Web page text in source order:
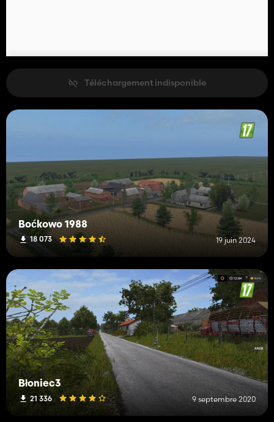
Téléchargement indisponible
Boćkowo 1988
18 073 19 juin 2024
Błoniec3
21 336 9 septembre 2020